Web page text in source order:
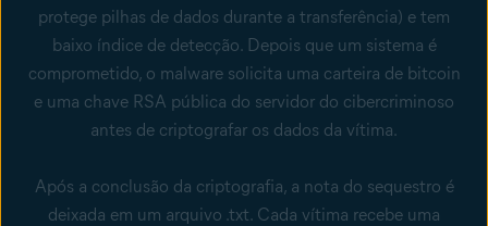
protege pilhas de dados durante a transferência) e tem
baixo índice de detecção. Depois que um sistema é
comprometido, o malware solicita uma carteira de bitcoin
e uma chave RSA pública do servidor do cibercriminoso
antes de criptografar os dados da vítima.
Após a conclusão da criptografia, a nota do sequestro é
deixada em um arquivo .txt. Cada vítima recebe uma